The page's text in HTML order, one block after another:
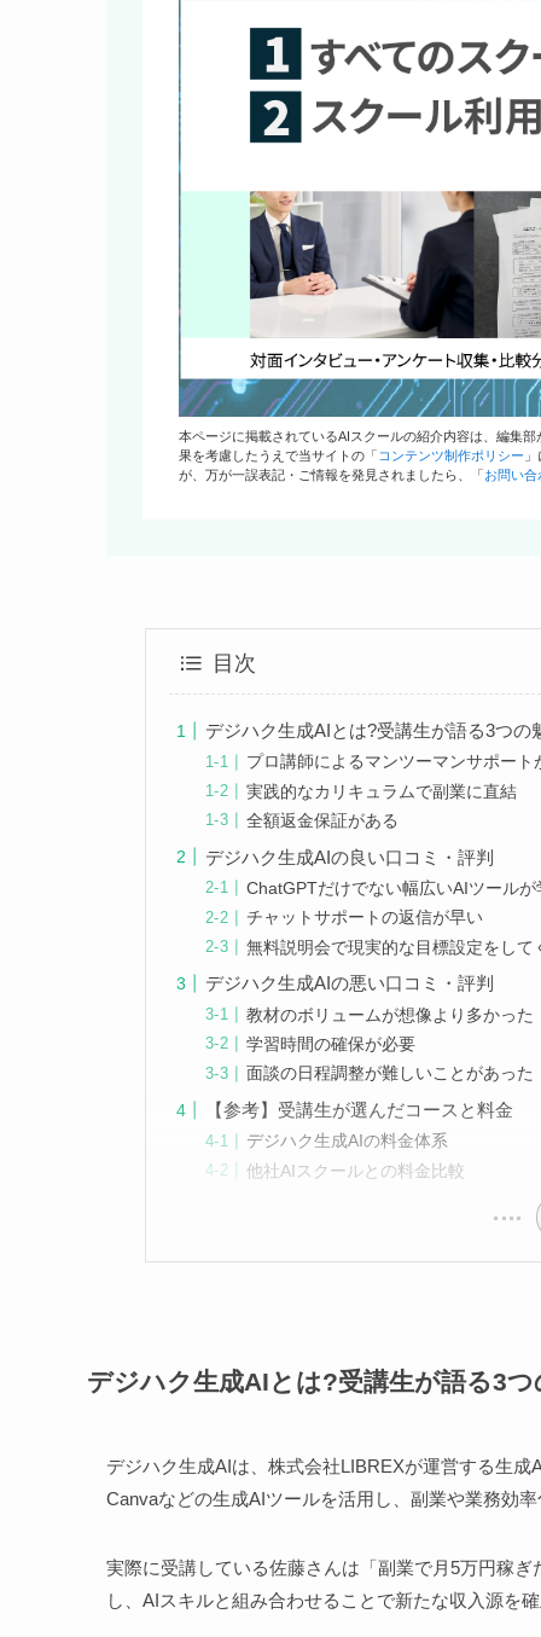
本ページに掲載されているAIスクールの紹介内容は、編集
果を考慮したうえで当サイトの「 コンテンツ制作ポリシー
が、万が一誤表記・ご情報を発見されましたら、「 お問い
目次
デジハク生成AIとは?受講生が語る3つの
プロ講師によるマンツーマンサポート
実践的なカリキュラムで副業に直結
全額返金保証がある
デジハク生成AIの良い口コミ・評判
ChatGPTだけでない幅広いAIツールが
チャットサポートの返信が早い
無料説明会で現実的な目標設定をして
デジハク生成AIの悪い口コミ・評判
教材のボリュームが想像より多かった
学習時間の確保が必要
面談の日程調整が難しいことがあった
【参考】受講生が選んだコースと料金
デジハク生成AIの料金体系
他社AIスクールとの料金比較
デジハク生成AIとは?受講生が語る3つ
デジハク生成AIは、株式会社LIBREXが運営する生
Canvaなどの生成AIツールを活用し、副業や業務効
実際に受講している佐藤さんは「副業で月5万円稼
し、AIスキルと組み合わせることで新たな収入源を